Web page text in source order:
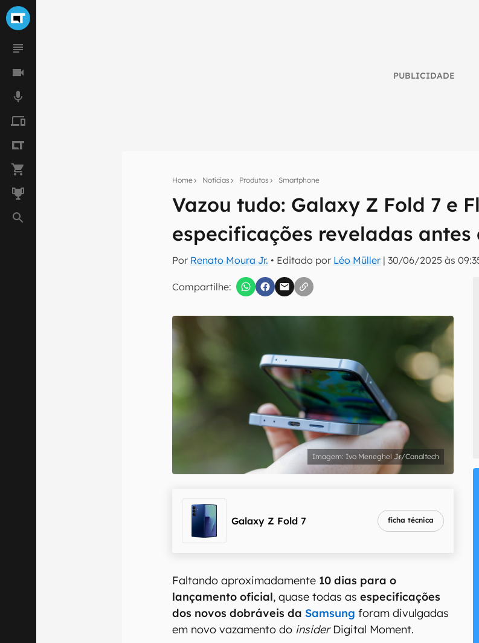
PUBLICIDADE
Home Notícias Produtos Smartphone
Vazou tudo: Galaxy Z Fold 7 e
especificações reveladas antes
Por Renato Moura Jr. • Editado por Léo Müller |30/06/2025 às
Compartilhe:
Seu resumo inteligente do mundo tech!
Assine a newsletter do Canaltech e receba notícias e reviews
Confirmo que li, aceito e concordo com os Termos de Uso e Política de
Ivo Meneghel Jr/Canaltech
Galaxy Z Fold 7 ficha técnica
Faltando aproximadamente 10 dias para o
lançamento oficial, quase todas asespecificações
dos novos dobráveis daSamsung foram divulgadas
em novo vazamento do insiderDigital Moment.